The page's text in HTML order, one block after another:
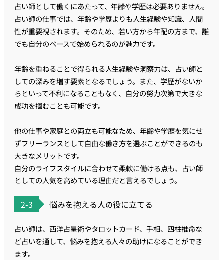
占い師として働くにあたって、年齢や学歴は必要ありません。
占い師の仕事では、年齢や学歴よりも人生経験や知識、人間
性が重要視されます。そのため、若い方から年配の方まで、誰
でも自分のペースで始められるのが魅力です。
年齢を重ねることで得られる人生経験や洞察力は、占い師と
しての深みを増す要素となるでしょう。また、学歴がないか
らといって不利になることもなく、自分の努力次第で大きな
成功を掴むことも可能です。
他の仕事や家庭との両立も可能なため、年齢や学歴を気にせ
ずフリーランスとして自由な働き方を選ぶことができるのも
大きなメリットです。
自分のライフスタイルに合わせて柔軟に働ける点も、占い師
としての人気を高めている理由だと言えるでしょう。
2-3 悩みを抱える人の役に立てる
占い師は、西洋占星術やタロットカード、手相、四柱推命な
ど占いを通して、悩みを抱える人々の助けになることができ
ます。